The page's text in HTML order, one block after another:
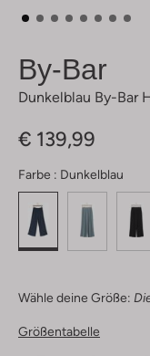
By-Bar
Dunkelblau By-Bar
€ 139,99
Farbe : Dunkelblau
Wähle deine Größe:
Größentabelle